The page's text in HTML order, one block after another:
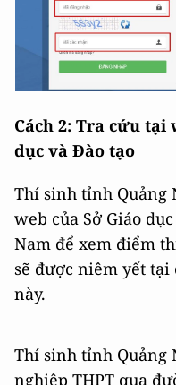
Cách 2: Tra cứu tại
dục và Đào tạo
Thí sinh tỉnh Quảng
web của Sở Giáo
Nam để xem điểm
sẽ được niêm yết
này.
Thí sinh tỉnh Quảng
nghiệp THPT qua